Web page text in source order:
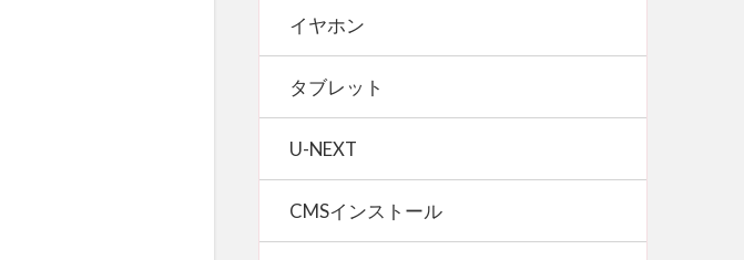
イヤホン
タブレット
U-NEXT
CMSインストール